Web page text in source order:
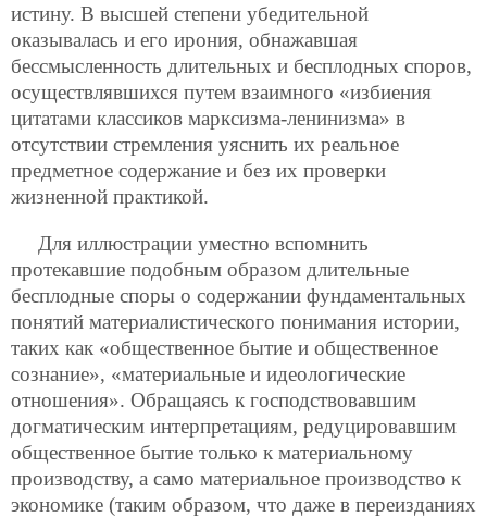
истину. В высшей степени убедительной
оказывалась и его ирония, обнажавшая
бессмысленность длительных и бесплодных споров,
осуществлявшихся путем взаимного «избиения
цитатами классиков марксизма-ленинизма» в
отсутствии стремления уяснить их реальное
предметное содержание и без их проверки
жизненной практикой.
Для иллюстрации уместно вспомнить
протекавшие подобным образом длительные
бесплодные споры о содержании фундаментальных
понятий материалистического понимания истории,
таких как «общественное бытие и общественное
сознание», «материальные и идеологические
отношения». Обращаясь к господствовавшим
догматическим интерпретациям, редуцировавшим
общественное бытие только к материальному
производству, а само материальное производство к
экономике (таким образом, что даже в переизданиях